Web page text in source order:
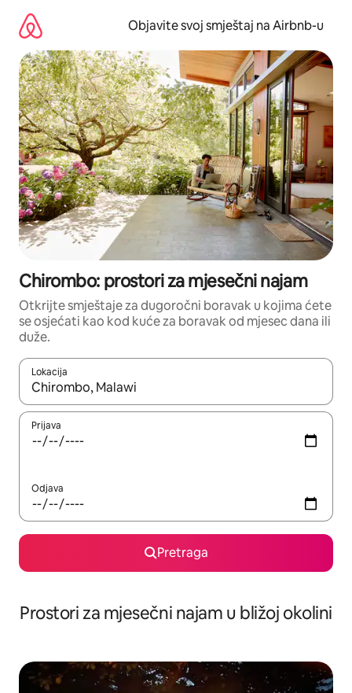
sadržaj
Objavite svoj smještaj na Airbnb-u
Chirombo: prostori za mjesečni najam
Otkrijte smještaje za dugoročni boravak u kojima ćete
se osjećati kao kod kuće za boravak od mjesec dana ili
duže.
Lokacija
Kad su rezultati dostupni, možete da se krećete kroz njih
Prijava
Odjava
Pretraga
Prostori za mjesečni najam u bližoj okolini